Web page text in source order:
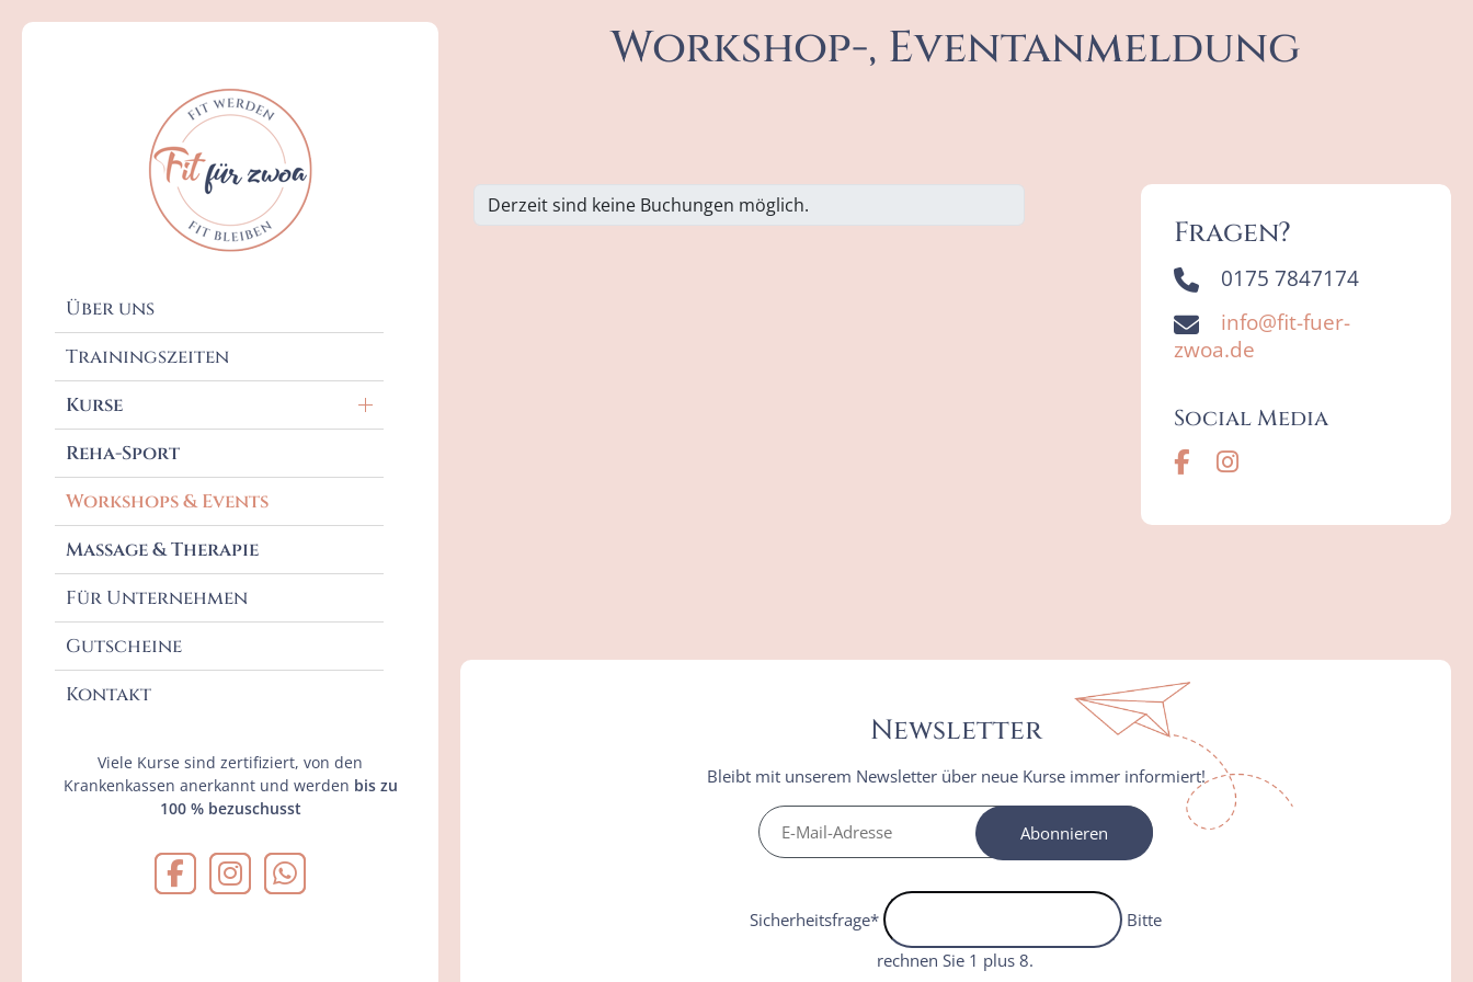
Über uns
Trainingszeiten
Kurse
Reha-Sport
Workshops & Events
Massage & Therapie
Für Unternehmen
Gutscheine
Kontakt
Viele Kurse sind zertifiziert, von den
Krankenkassen anerkannt und werden bis zu
100 % bezuschusst
Workshop-, Eventanmeldung
Fragen?
0175 7847174
info@fit-fuer-
zwoa.de
Social Media
Newsletter
Bleibt mit unserem Newsletter über neue Kurse immer informiert!
Sicherheitsfrage*
Bitte
rechnen Sie 1 plus 8.
Abonnieren
Bewegungskurse
Babybauch- & Babykurse